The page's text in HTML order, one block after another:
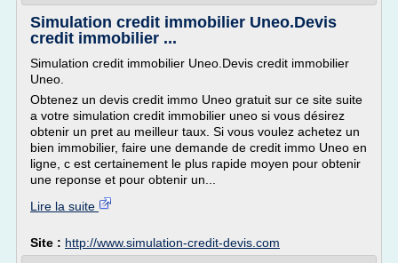
Simulation credit immobilier Uneo.Devis
credit immobilier ...
Simulation credit immobilier Uneo.Devis credit immobilier
Uneo.
Obtenez un devis credit immo Uneo gratuit sur ce site suite
a votre simulation credit immobilier uneo si vous désirez
obtenir un pret au meilleur taux. Si vous voulez achetez un
bien immobilier, faire une demande de credit immo Uneo en
ligne, c est certainement le plus rapide moyen pour obtenir
une reponse et pour obtenir un...
Lire la suite
Site : http://www.simulation-credit-devis.com